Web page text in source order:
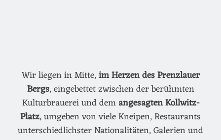
Wir liegen in Mitte,im Herzen des Prenzlauer
Bergs, eingebettet zwischen der berühmten
Kulturbrauerei und demangesagten Kollwitz-
Platz, umgeben von viele Kneipen, Restaurants
unterschiedlichster Nationalitäten, Galerien und